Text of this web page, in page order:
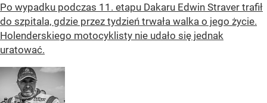
Po wypadku podczas 11. etapu Dakaru Edwin Straver trafił
do szpitala, gdzie przez tydzień trwała walka o jego życie.
Holenderskiego motocyklisty nie udało się jednak
uratować.